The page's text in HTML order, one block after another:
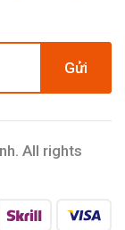
Gửi
All rights